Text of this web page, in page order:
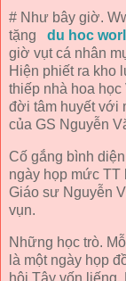
# Như bây giờ.
tặng du hoc
giờ vụt cá nhân
Hiện phiết ra kho
thiếp nhà hoa
đời tâm huyết với
của GS Nguyễn
Cố gắng bình
ngày họp mức
Giáo sư Nguyễn
vụn.
Những học trò.
là một ngày họp
hội Tây vốn